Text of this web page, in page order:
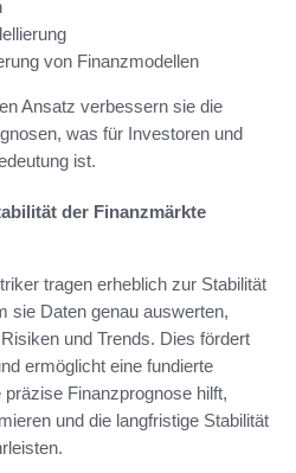
von Finanzmodellen
Ansatz verbessern sie die
was für Investoren und
ist.
der Finanzmärkte
tragen erheblich zur Stabilität
sie Daten genau auswerten,
und Trends. Dies fördert
ermöglicht eine fundierte
Finanzprognose hilft,
und die langfristige Stabilität